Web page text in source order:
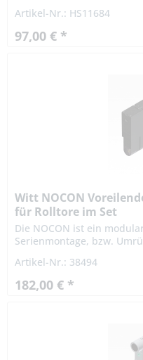
„glänzende“...
Artikel-Nr.: HS11684
97,00 € *
Witt NOCON
für Rolltore im Set
Die NOCON ist ein
Serienmontage, bzw.
System. berührungslos...
Artikel-Nr.: 38494
182,00 € *